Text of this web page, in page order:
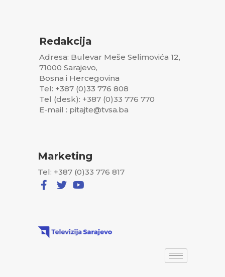
Redakcija
Adresa: Bulevar Meše Selimovića 12,
71000 Sarajevo,
Bosna i Hercegovina
Tel: +387 (0)33 776 808
Tel (desk): +387 (0)33 776 770
E-mail : pitajte@tvsa.ba
Marketing
Tel: +387 (0)33 776 817